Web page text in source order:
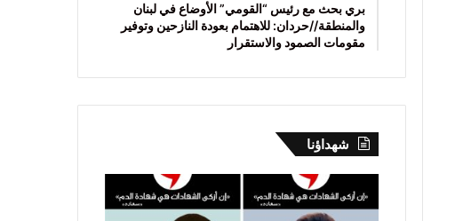
بري بحث مع رئيس “القومي” الأوضاع في لبنان
والمنطقة//حردان: للاهتمام بعودة النازحين وتوفير
مقومات الصمود والاستقرار
شهداؤنا